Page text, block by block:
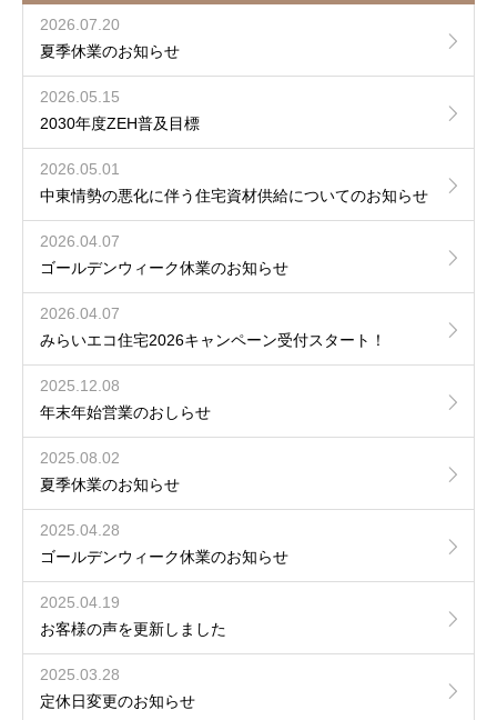
2026.07.20
夏季休業のお知らせ
2026.05.15
2030年度ZEH普及目標
2026.05.01
中東情勢の悪化に伴う住宅資材供給についてのお知らせ
2026.04.07
ゴールデンウィーク休業のお知らせ
2026.04.07
みらいエコ住宅2026キャンペーン受付スタート！
2025.12.08
年末年始営業のおしらせ
2025.08.02
夏季休業のお知らせ
2025.04.28
ゴールデンウィーク休業のお知らせ
2025.04.19
お客様の声を更新しました
2025.03.28
定休日変更のお知らせ